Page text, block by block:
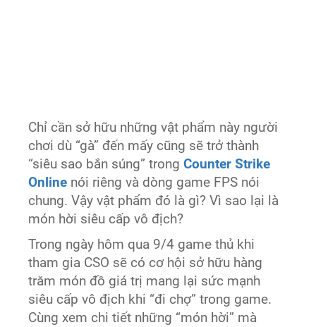
Chỉ cần sở hữu những vật phẩm này người
chơi dù “gà” đến mấy cũng sẽ trở thành
“siêu sao bắn súng” trongCounter Strike
Online nói riêng và dòng game FPS nói
chung. Vậy vật phẩm đó là gì? Vì sao lại là
món hời siêu cấp vô địch?
Trong ngày hôm qua 9/4 game thủ khi
tham gia CSO sẽ có cơ hội sở hữu hàng
trăm món đồ giá trị mang lại sức mạnh
siêu cấp vô địch khi “đi chợ” trong game.
Cùng xem chi tiết những “món hời” mà